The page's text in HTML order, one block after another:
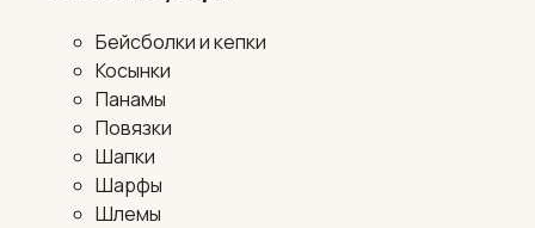
Бейсболки и кепки
Косынки
Панамы
Повязки
Шапки
Шарфы
Шлемы